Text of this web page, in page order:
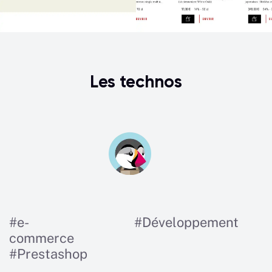
Les technos
#e-
commerce
#Développement
#Prestashop